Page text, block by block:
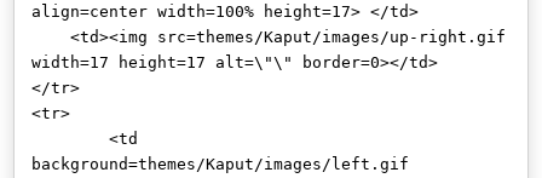
align=center width=100% height=17> </td>
<td><img src=themes/Kaput/images/up-right.gif
width=17 height=17 alt=\"\" border=0></td>
</tr>
<tr>
<td
background=themes/Kaput/images/left.gif